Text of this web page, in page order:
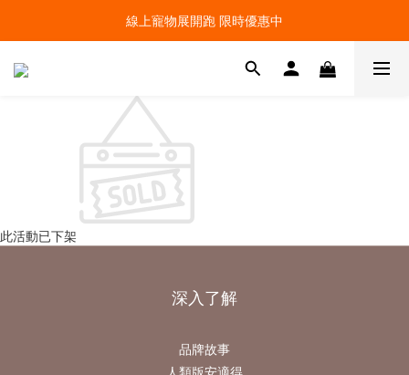
線上寵物展開跑 限時優惠中
線上寵物展開跑 限時優惠中
加入會員，現領100元購物金 ! 立即登入
線上寵物展開跑 限時優惠中
此活動已下架
深入了解
品牌故事
人類版安適得